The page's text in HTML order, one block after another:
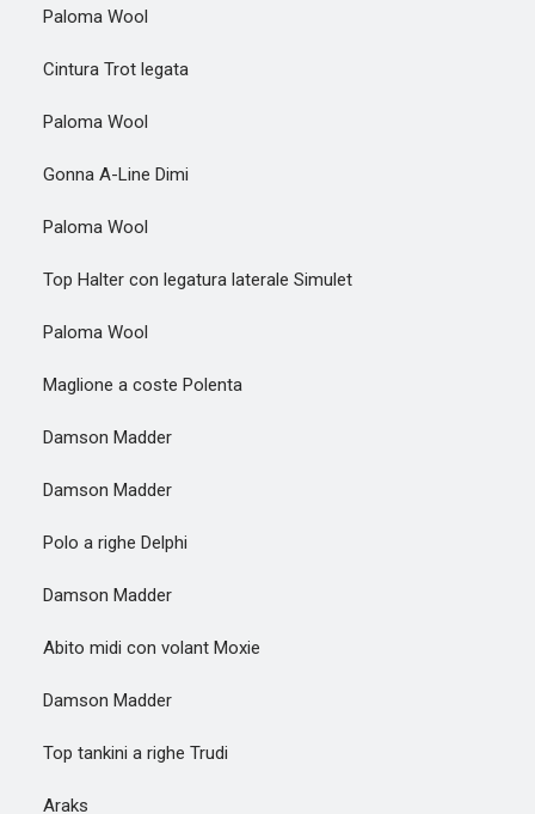
Paloma Wool
Cintura Trot legata
Paloma Wool
Gonna A-Line Dimi
Paloma Wool
Top Halter con legatura laterale Simulet
Paloma Wool
Maglione a coste Polenta
Damson Madder
Damson Madder
Polo a righe Delphi
Damson Madder
Abito midi con volant Moxie
Damson Madder
Top tankini a righe Trudi
Araks